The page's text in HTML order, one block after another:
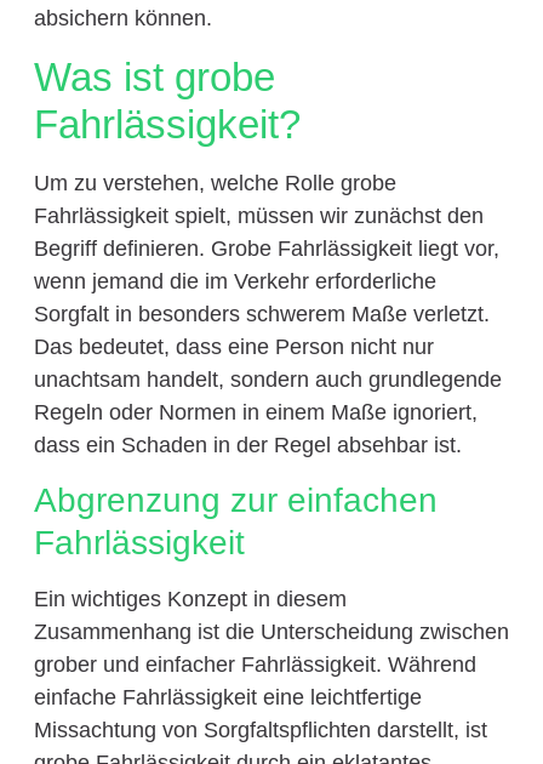
absichern können.
Was ist grobe
Fahrlässigkeit?
Um zu verstehen, welche Rolle grobe
Fahrlässigkeit spielt, müssen wir zunächst den
Begriff definieren. Grobe Fahrlässigkeit liegt vor,
wenn jemand die im Verkehr erforderliche
Sorgfalt in besonders schwerem Maße verletzt.
Das bedeutet, dass eine Person nicht nur
unachtsam handelt, sondern auch grundlegende
Regeln oder Normen in einem Maße ignoriert,
dass ein Schaden in der Regel absehbar ist.
Abgrenzung zur einfachen
Fahrlässigkeit
Ein wichtiges Konzept in diesem
Zusammenhang ist die Unterscheidung zwischen
grober und einfacher Fahrlässigkeit. Während
einfache Fahrlässigkeit eine leichtfertige
Missachtung von Sorgfaltspflichten darstellt, ist